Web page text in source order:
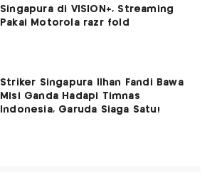
Singapura di VISION+, Streaming
Pakai Motorola razr fold
Striker Singapura Ilhan Fandi Bawa
Misi Ganda Hadapi Timnas
Indonesia, Garuda Siaga Satu!